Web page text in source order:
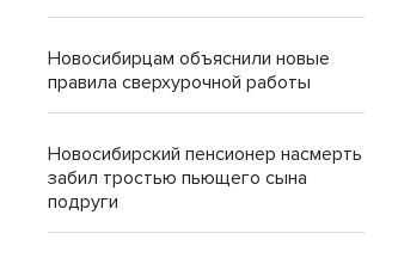
Новосибирцам объяснили новые
правила сверхурочной работы
Новосибирский пенсионер насмерть
забил тростью пьющего сына
подруги